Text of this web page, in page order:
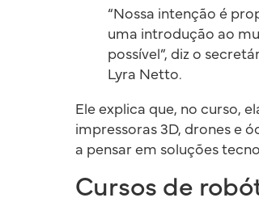
“Nossa intenção é
uma introdução ao
possível”, diz o
Lyra Netto.
Ele explica que, no curso,
impressoras 3D, drones e
a pensar em soluções
Cursos de